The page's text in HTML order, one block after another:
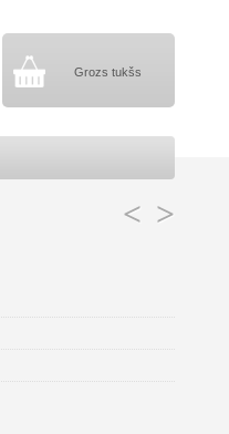
Grozs tukšs
< >